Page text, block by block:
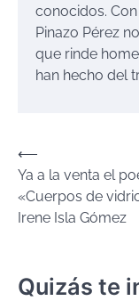
conocidos.
Pinazo Pérez
que rinde
han hecho del
Navegación
de
entradas
⟵
Ya a la venta el
«Cuerpos de
Irene Isla Gómez
Quizás te